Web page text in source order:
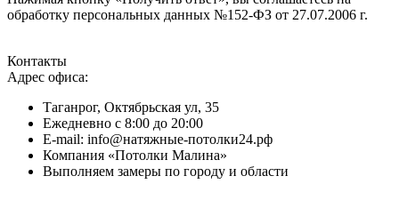
обработку персональных данных №152-ФЗ от 27.07.2006 г.
Контакты
Адрес офиса:
Таганрог, Октябрьская ул, 35
Ежедневно с 8:00 до 20:00
E-mail: info@натяжные-потолки24.рф
Компания «Потолки Малина»
Выполняем замеры по городу и области